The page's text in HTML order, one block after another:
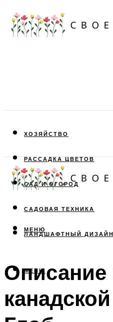
ХОЗЯЙСТВО
РАССАДКА ЦВЕТОВ
САД И ОГОРОД
САДОВАЯ ТЕХНИКА
ЛАНДШАФТНЫЙ ДИЗАЙН
МЕНЮ
МЕНЮ
Описание